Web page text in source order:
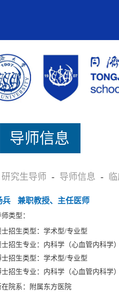
导师信息
研究生导师 - 导师信息 -
兵 兼职教授、主任医师
类型：
士招生类型：学术型/专业型
士招生专业：内科学（心血管内科学
士招生类型：学术型/专业型
士招生专业：内科学（心血管内科学
在院系：附属东方医院